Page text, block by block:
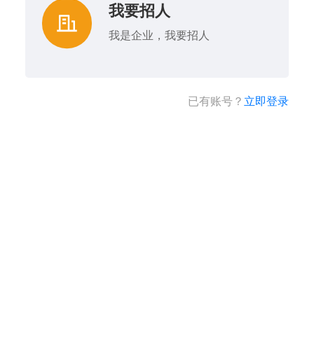
我要招人
我是企业，我要招人
已有账号？ 立即登录